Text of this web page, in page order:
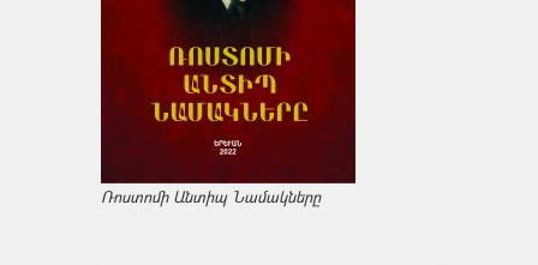
Ռոստոմի Անտիպ Նամակները